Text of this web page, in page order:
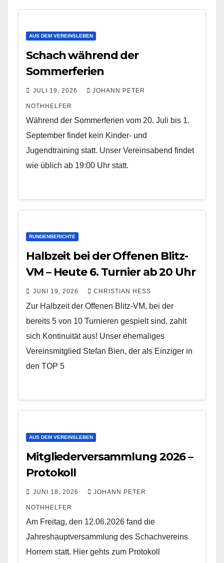
AUS DEM VEREINSLEBEN
Schach während der
Sommerferien
JULI 19, 2026 JOHANN PETER
NOTHHELFER
Während der Sommerferien vom 20. Juli bis 1.
September findet kein Kinder- und
Jugendtraining statt. Unser Vereinsabend findet
wie üblich ab 19:00 Uhr statt.
RUNDENBERICHTE
Halbzeit bei der Offenen Blitz-
VM – Heute 6. Turnier ab 20 Uhr
JUNI 19, 2026 CHRISTIAN HESS
Zur Halbzeit der Offenen Blitz-VM, bei der
bereits 5 von 10 Turnieren gespielt sind, zahlt
sich Kontinuität aus! Unser ehemaliges
Vereinsmitglied Stefan Bien, der als Einziger in
den TOP 5
AUS DEM VEREINSLEBEN
Mitgliederversammlung 2026 –
Protokoll
JUNI 18, 2026 JOHANN PETER
NOTHHELFER
Am Freitag, den 12.06.2026 fand die
Jahreshauptversammlung des Schachvereins
Horrem statt. Hier gehts zum Protokoll